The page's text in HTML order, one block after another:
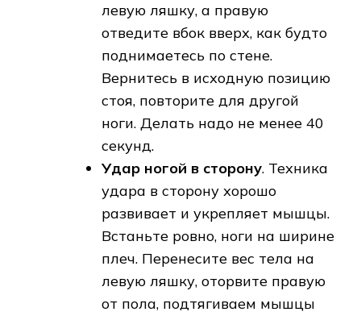
левую ляшку, а правую
отведите вбок вверх, как будто
поднимаетесь по стене.
Вернитесь в исходную позицию
стоя, повторите для другой
ноги. Делать надо не менее 40
секунд.
Удар ногой в сторону. Техника
удара в сторону хорошо
развивает и укрепляет мышцы.
Встаньте ровно, ноги на ширине
плеч. Перенесите вес тела на
левую ляшку, оторвите правую
от пола, подтягиваем мышцы